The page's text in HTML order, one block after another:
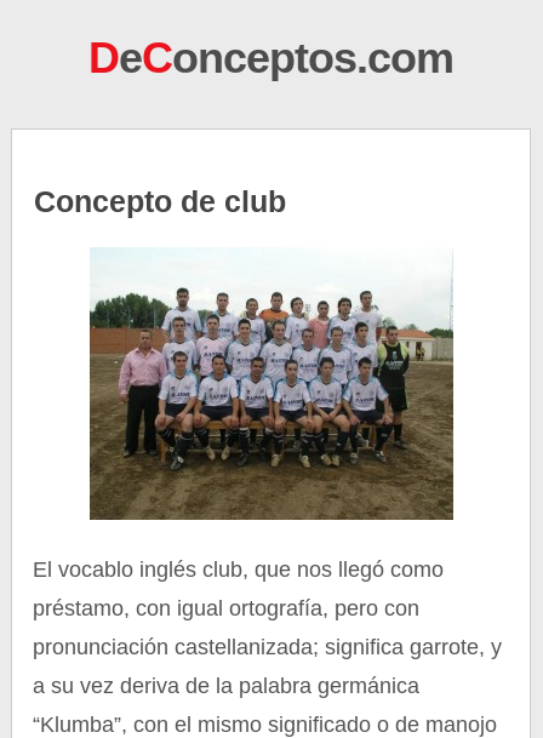
DeConceptos.com
Concepto de club
El vocablo inglés club, que nos llegó como
préstamo, con igual ortografía, pero con
pronunciación castellanizada; significa garrote, y
a su vez deriva de la palabra germánica
“Klumba”, con el mismo significado o de manojo